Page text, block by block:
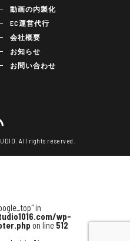
動画の内製化
EC運営代行
会社概要
お知らせ
お問い合わせ
All rights reserved.
in
wp-
on line512